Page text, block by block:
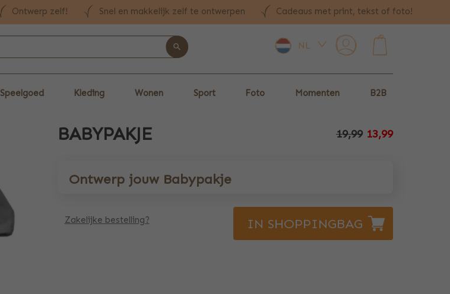
Ontwerp zelf! Snel en makkelijk zelf te ontwerpen Cadeaus met print, tekst of foto!
NL
Speelgoed Kleding Wonen Sport Foto Momenten B2B
BABYPAKJE 19,99 13,99
Ontwerp jouw Babypakje
Zakelijke bestelling? IN SHOPPINGBAG